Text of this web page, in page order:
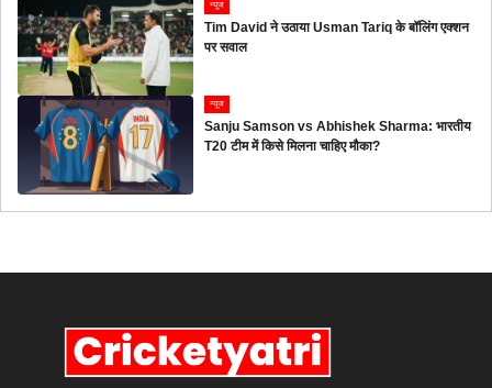
न्यूज
Tim David ने उठाया Usman Tariq के बॉलिंग एक्शन
पर सवाल
न्यूज
Sanju Samson vs Abhishek Sharma: भारतीय
T20 टीम में किसे मिलना चाहिए मौका?